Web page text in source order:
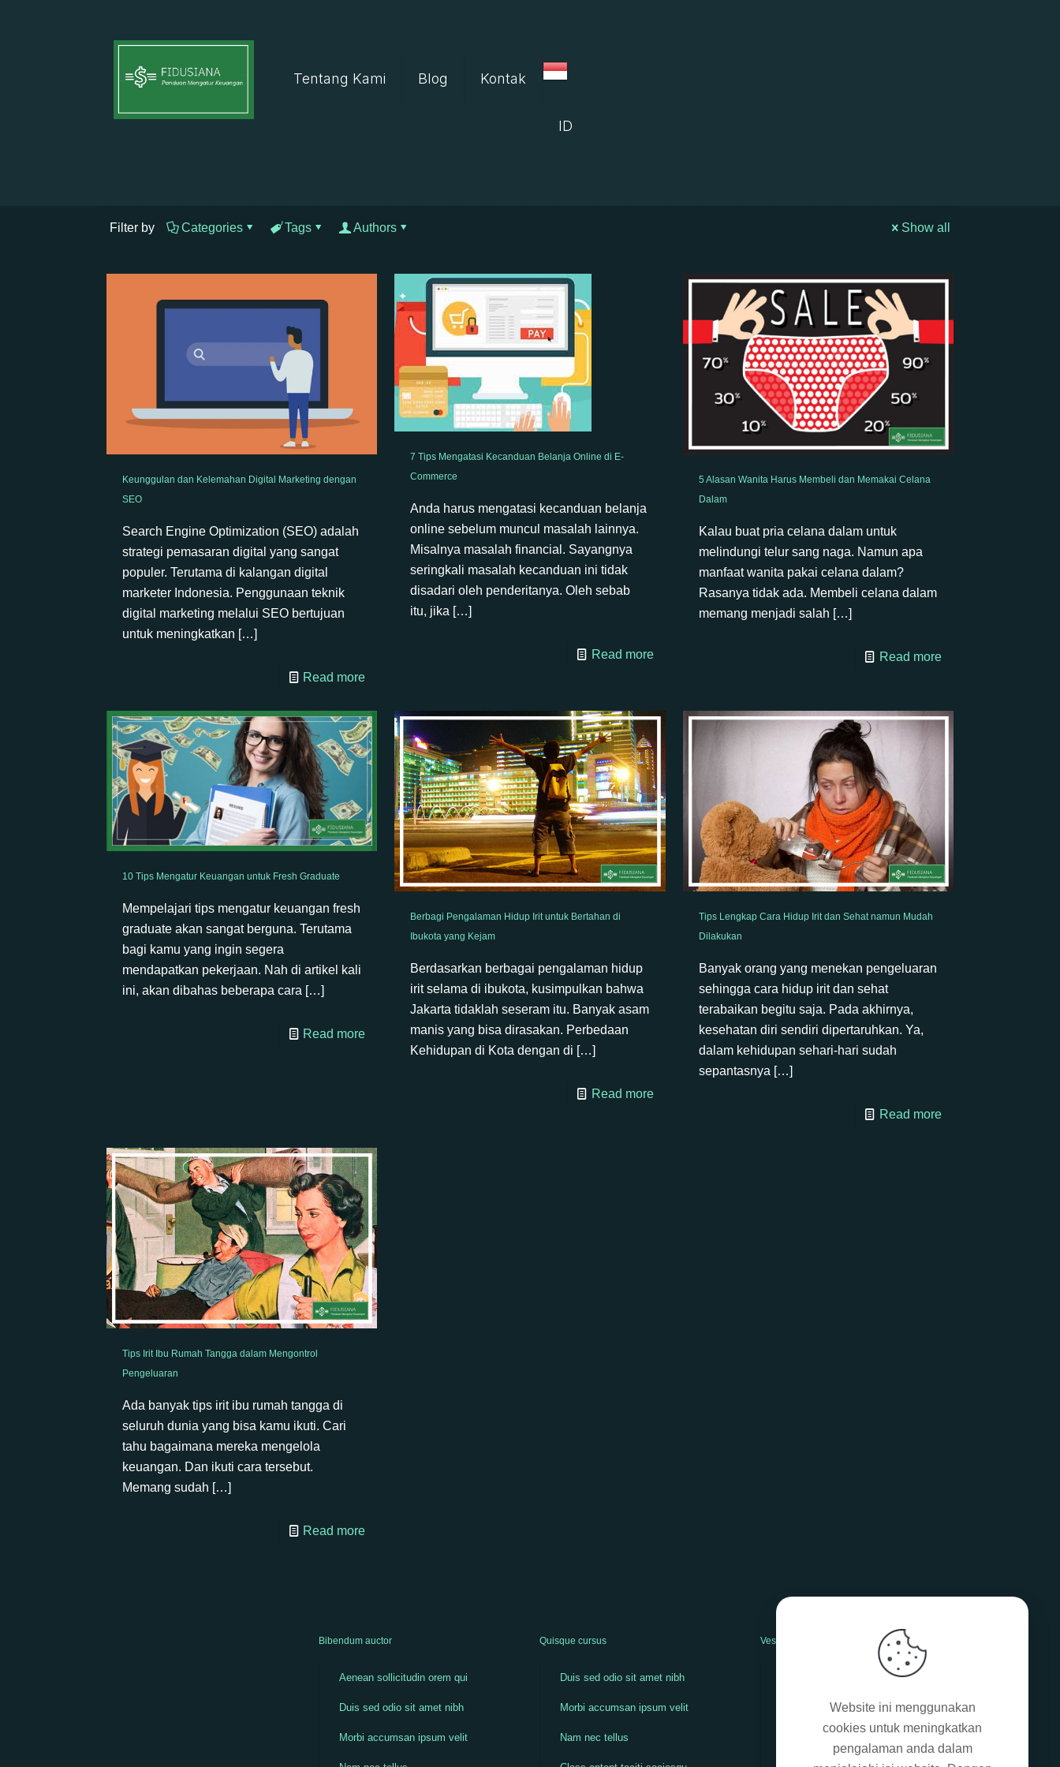
Tentang Kami Blog Kontak
ID
Filter by Categories Tags Authors Show all
Keunggulan dan Kelemahan Digital Marketing dengan
SEO
Search Engine Optimization (SEO) adalah
strategi pemasaran digital yang sangat
populer. Terutama di kalangan digital
marketer Indonesia. Penggunaan teknik
digital marketing melalui SEO bertujuan
untuk meningkatkan […]
Read more
7 Tips Mengatasi Kecanduan Belanja Online di E-
Commerce
Anda harus mengatasi kecanduan belanja
online sebelum muncul masalah lainnya.
Misalnya masalah financial. Sayangnya
seringkali masalah kecanduan ini tidak
disadari oleh penderitanya. Oleh sebab
itu, jika […]
Read more
5 Alasan Wanita Harus Membeli dan Memakai Celana
Dalam
Kalau buat pria celana dalam untuk
melindungi telur sang naga. Namun apa
manfaat wanita pakai celana dalam?
Rasanya tidak ada. Membeli celana dalam
memang menjadi salah […]
Read more
10 Tips Mengatur Keuangan untuk Fresh Graduate
Mempelajari tips mengatur keuangan fresh
graduate akan sangat berguna. Terutama
bagi kamu yang ingin segera
mendapatkan pekerjaan. Nah di artikel kali
ini, akan dibahas beberapa cara[…]
Read more
Berbagi Pengalaman Hidup Irit untuk Bertahan di
Ibukota yang Kejam
Berdasarkan berbagai pengalaman hidup
irit selama di ibukota, kusimpulkan bahwa
Jakarta tidaklah seseram itu. Banyak asam
manis yang bisa dirasakan. Perbedaan
Kehidupan di Kota dengan di […]
Read more
Tips Lengkap Cara Hidup Irit dan Sehat namun Mudah
Dilakukan
Banyak orang yang menekan pengeluaran
sehingga cara hidup irit dan sehat
terabaikan begitu saja. Pada akhirnya,
kesehatan diri sendiri dipertaruhkan. Ya,
dalam kehidupan sehari-hari sudah
sepantasnya […]
Read more
Tips Irit Ibu Rumah Tangga dalam Mengontrol
Pengeluaran
Ada banyak tips irit ibu rumah tangga di
seluruh dunia yang bisa kamu ikuti. Cari
tahu bagaimana mereka mengelola
keuangan. Dan ikuti cara tersebut.
Memang sudah […]
Read more
Bibendum auctor
Aenean sollicitudin orem qui
Duis sed odio sit amet nibh
Morbi accumsan ipsum velit
Quisque cursus
Duis sed odio sit amet nibh
Morbi accumsan ipsum velit
Nam nec tellus
Vesti bulum
Class aptent taciti sociosqu
Website ini menggunakan
cookies untuk meningkatkan
pengalaman anda dalam